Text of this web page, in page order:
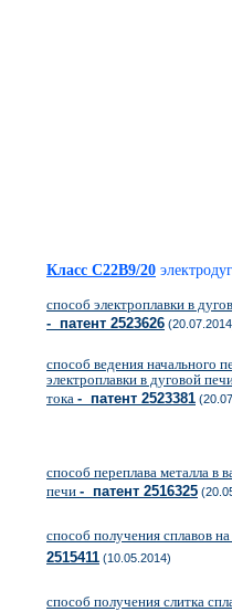
Класс C22B9/20
способ электроплавки в
- патент 2523626
способ ведения начального
электроплавки в дуговой
тока - патент 2523381
способ переплава металла в
печи - патент 2516325
способ получения сплавов
2515411 (10.05.2014)
способ получения слитка